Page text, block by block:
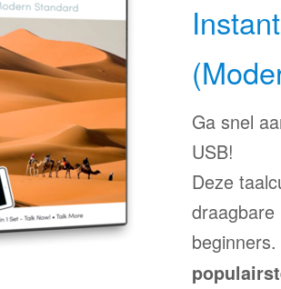
Ga snel
USB!
Deze
draagbare